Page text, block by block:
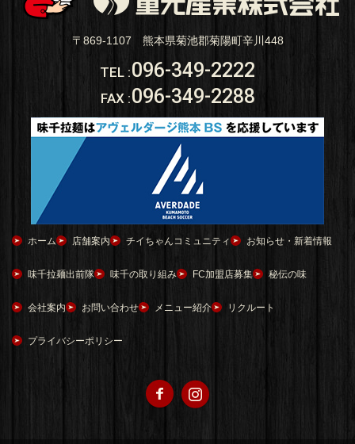
〒869-1107 熊本県菊池郡菊陽町辛川448
TEL :096-349-2222
FAX :096-349-2288
ホーム 店舗案内 チイちゃんコミュニティ お知らせ・新着情報
味千拉麺出前隊 味千の取り組み FC加盟店募集 秘伝の味
会社案内 お問い合わせ メニュー紹介 リクルート
プライバシーポリシー